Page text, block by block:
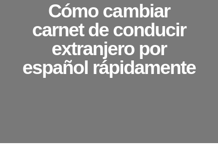
Cómo cambiar
carnet de conducir
extranjero por
español rápidamente